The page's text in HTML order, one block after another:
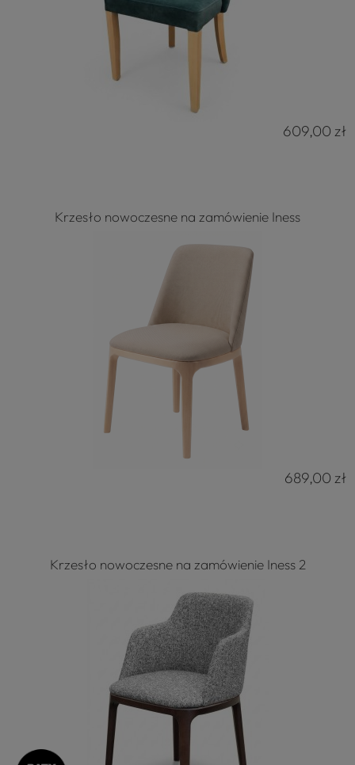
609,00 zł
Krzesło nowoczesne na zamówienie Iness
689,00 zł
Krzesło nowoczesne na zamówienie Iness 2
Na podstawie z całego okresu